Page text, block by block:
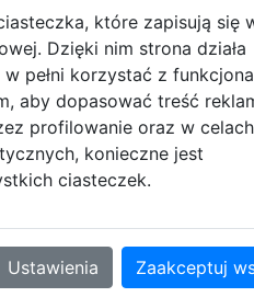
lekki, posiada miękkie,
oraz plecy stanowią
które stanowią
boczne wykonane z
kieszonka stanowi
które zapisują się
Dzięki nim strona działa
pełni korzystać z
aby dopasować treść
profilowanie oraz w celach
konieczne jest
ciasteczek.
Ustawienia Zaakceptuj